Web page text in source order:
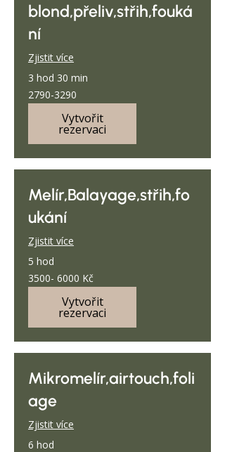
blond,přeliv,střih,fouká
ní
Zjistit více
3 hod 30 min
2790-
3290
2790-3290
Vytvořit
rezervaci
Melír,Balayage,střih,fo
ukání
Zjistit více
5 hod
3500-
6000
Kč
3500- 6000 Kč
Vytvořit
rezervaci
Mikromelír,airtouch,foli
age
Zjistit více
6 hod